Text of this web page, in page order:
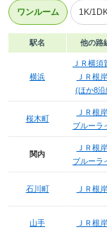
ワンルーム 1K/
駅名 他の路
横浜
ＪＲ横須
ＪＲ根
(ほか8沿
桜木町
ＪＲ根
ブルーラ
関内
ＪＲ根
ブルーラ
石川町 ＪＲ根
山手 ＪＲ根